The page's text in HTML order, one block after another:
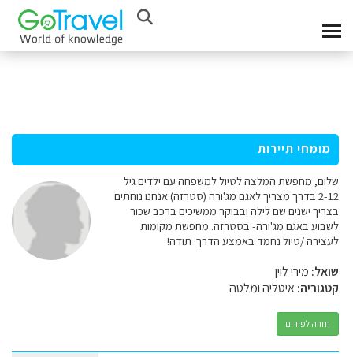
מומחי תיירות
שלום, מחפשת המלצה לטיול למשפחה עם ילדים גיל
2-12 בדרך מצריך לאגם מג'ורה (סטרזה) אנחנו נוחתים
בצריך ישנים שם לילה ובבוקר ממשיכים ברכב שכור
לשבוע באגם מג'ורה- בסטרזה. מחפשת מקומות
לעצירה /טיול נחמד באמצע הדרך. תודה!
שואל: מירי לוין
קטגוריה:איטליה ומלטה
חזרה לפורום